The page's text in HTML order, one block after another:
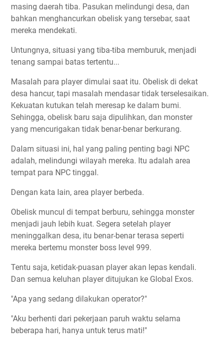
masing daerah tiba. Pasukan melindungi desa, dan
bahkan menghancurkan obelisk yang tersebar, saat
mereka mendekati.
Untungnya, situasi yang tiba-tiba memburuk, menjadi
tenang sampai batas tertentu...
Masalah para player dimulai saat itu. Obelisk di dekat
desa hancur, tapi masalah mendasar tidak terselesaikan.
Kekuatan kutukan telah meresap ke dalam bumi.
Sehingga, obelisk baru saja dipulihkan, dan monster
yang mencurigakan tidak benar-benar berkurang.
Dalam situasi ini, hal yang paling penting bagi NPC
adalah, melindungi wilayah mereka. Itu adalah area
tempat para NPC tinggal.
Dengan kata lain, area player berbeda.
Obelisk muncul di tempat berburu, sehingga monster
menjadi jauh lebih kuat. Segera setelah player
meninggalkan desa, itu benar-benar terasa seperti
mereka bertemu monster boss level 999.
Tentu saja, ketidak-puasan player akan lepas kendali.
Dan semua keluhan player ditujukan ke Global Exos.
"Apa yang sedang dilakukan operator?"
"Aku berhenti dari pekerjaan paruh waktu selama
beberapa hari, hanya untuk terus mati!"